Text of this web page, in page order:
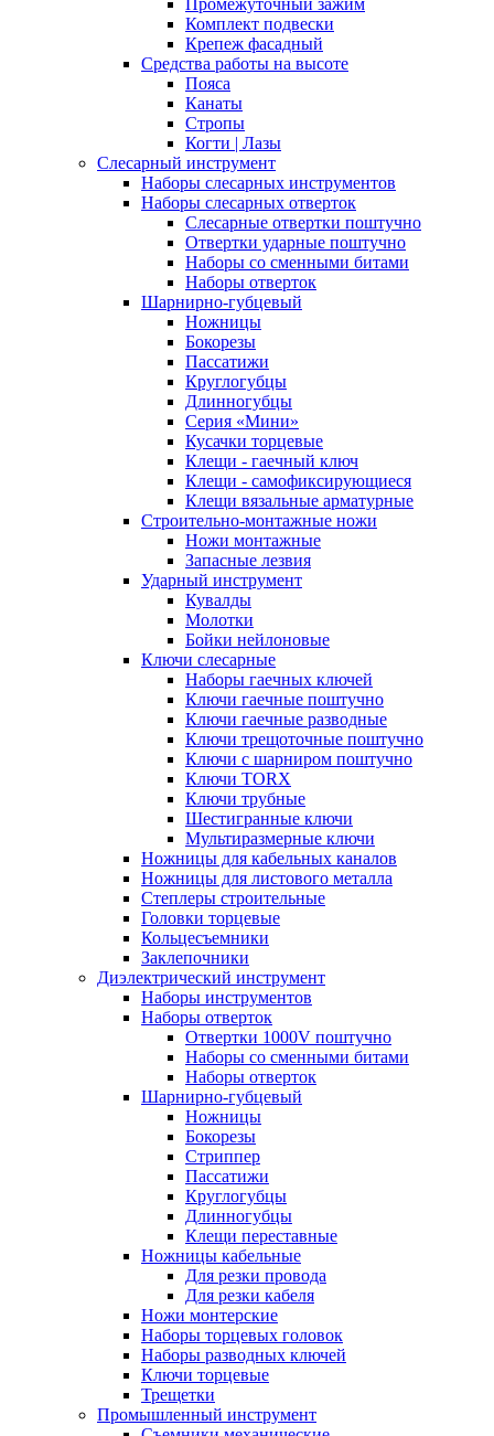
Промежуточный зажим
Комплект подвески
Крепеж фасадный
Средства работы на высоте
Пояса
Канаты
Стропы
Когти | Лазы
Слесарный инструмент
Наборы слесарных инструментов
Наборы слесарных отверток
Слесарные отвертки поштучно
Отвертки ударные поштучно
Наборы со сменными битами
Наборы отверток
Шарнирно-губцевый
Ножницы
Бокорезы
Пассатижи
Круглогубцы
Длинногубцы
Серия «Мини»
Кусачки торцевые
Клещи - гаечный ключ
Клещи - самофиксирующиеся
Клещи вязальные арматурные
Строительно-монтажные ножи
Ножи монтажные
Запасные лезвия
Ударный инструмент
Кувалды
Молотки
Бойки нейлоновые
Ключи слесарные
Наборы гаечных ключей
Ключи гаечные поштучно
Ключи гаечные разводные
Ключи трещоточные поштучно
Ключи с шарниром поштучно
Ключи TORX
Ключи трубные
Шестигранные ключи
Мультиразмерные ключи
Ножницы для кабельных каналов
Ножницы для листового металла
Степлеры строительные
Головки торцевые
Кольцесъемники
Заклепочники
Диэлектрический инструмент
Наборы инструментов
Наборы отверток
Отвертки 1000V поштучно
Наборы со сменными битами
Наборы отверток
Шарнирно-губцевый
Ножницы
Бокорезы
Стриппер
Пассатижи
Круглогубцы
Длинногубцы
Клещи переставные
Ножницы кабельные
Для резки провода
Для резки кабеля
Ножи монтерские
Наборы торцевых головок
Наборы разводных ключей
Ключи торцевые
Трещетки
Промышленный инструмент